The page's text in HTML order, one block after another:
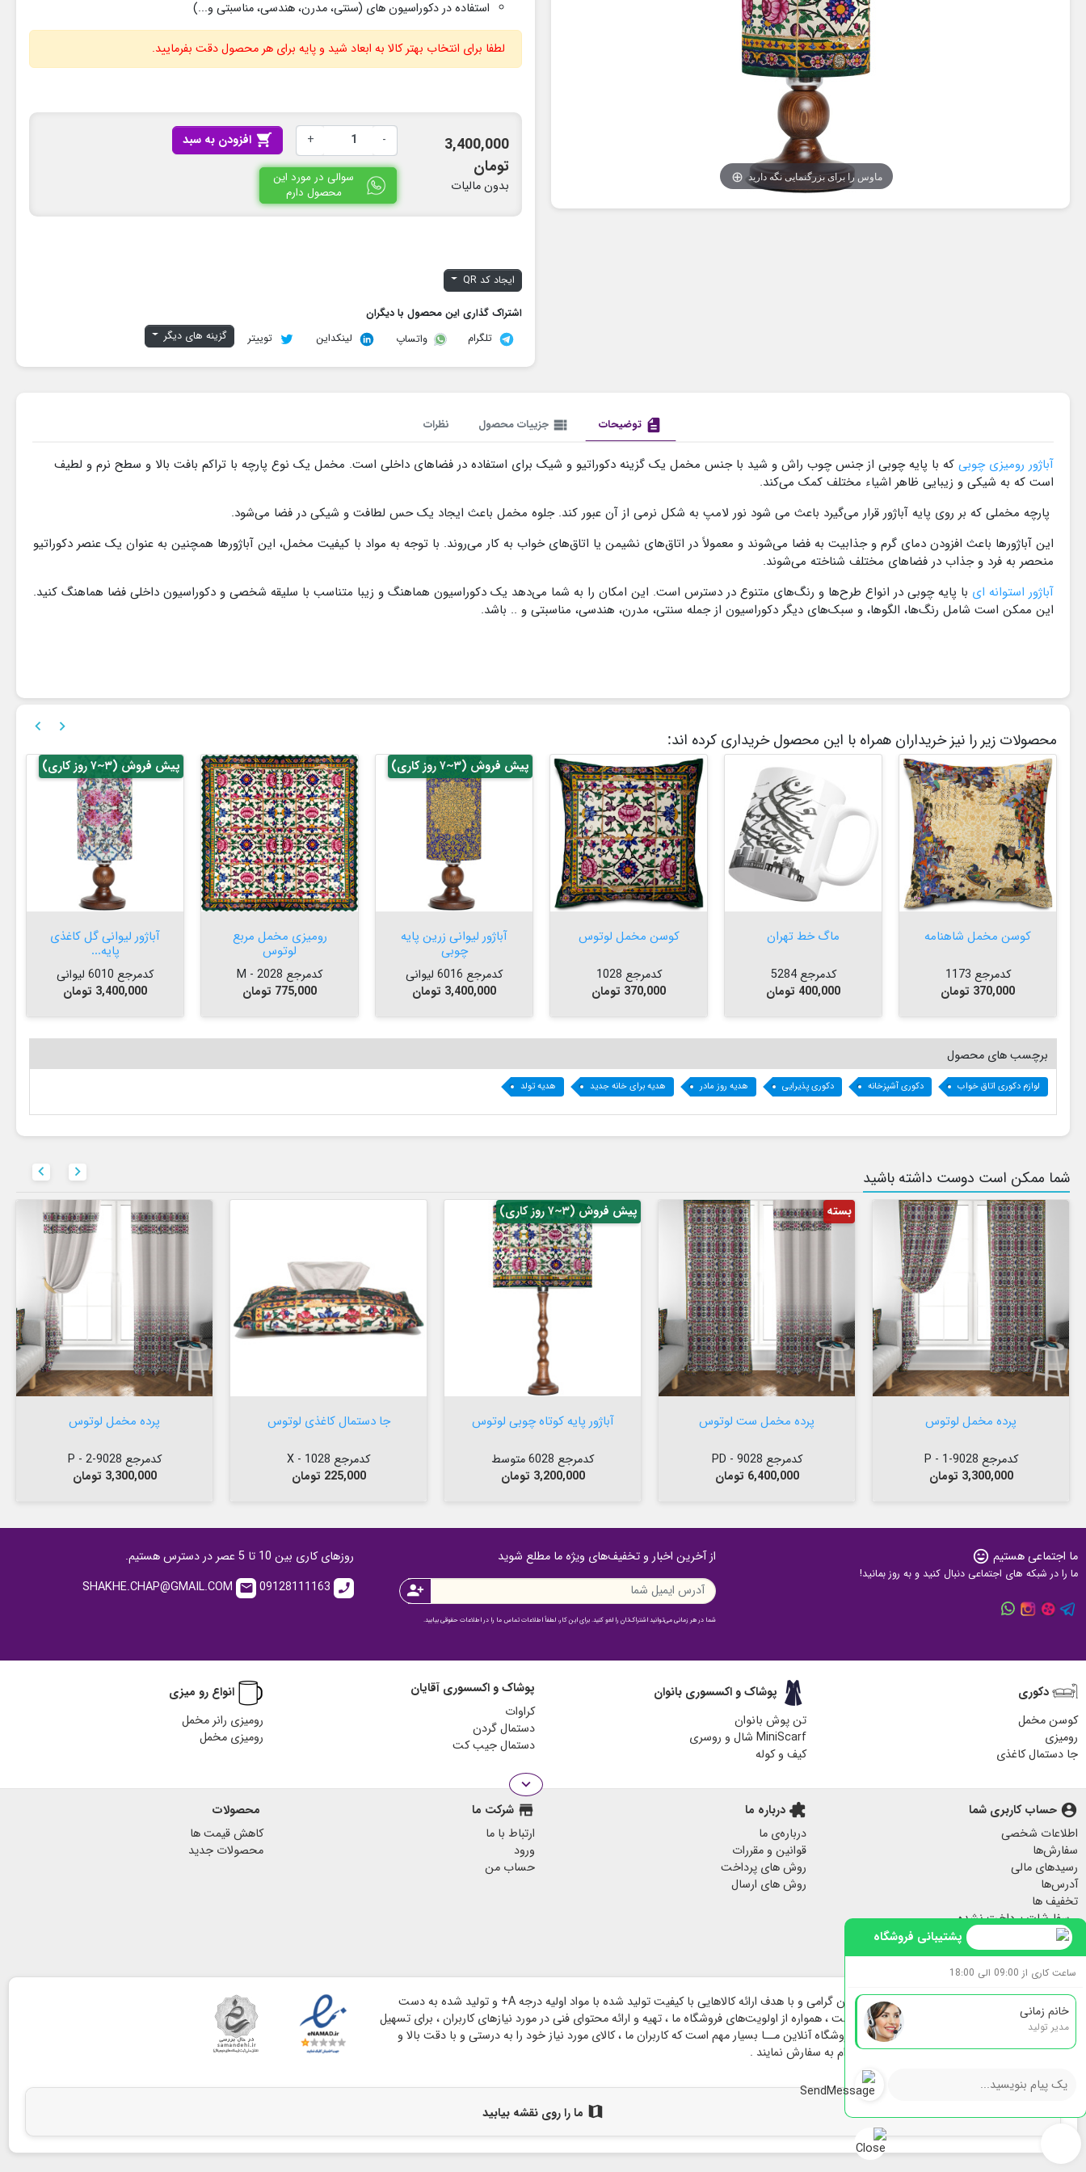
ماوس را برای بزرگنمایی نگه دارید
استفاده در دکوراسیون های (سنتی، مدرن، هندسی، مناسبتی و...)
لطفا برای انتخاب بهتر کالا به ابعاد شید و پایه برای هر محصول دقت بفرمایید.
3,400,000
تومان
بدون مالیات
-
+
 افزودن به سبد
سوالی در مورد این
محصول دارم
ایجاد کد QR
اشتراک گذاری این محصول با دیگران
تلگرام
واتساپ لینکداین توییتر گزینه های دیگر
description توضیحات view_list جزییات محصول نظرات
آباژور رومیزی چوبی که با پایه چوبی از جنس چوب راش و شید با جنس مخمل یک گزینه دکوراتیو و شیک برای استفاده در فضاهای داخلی است. مخمل یک نوع پارچه با تراکم بافت بالا و سطح نرم و لطیف
است که به شیکی و زیبایی ظاهر اشیاء مختلف کمک می‌کند.
پارچه مخملی که بر روی پایه آباژور قرار می‌گیرد باعث می شود نور لامپ به شکل نرمی از آن عبور کند. جلوه مخمل باعث ایجاد یک حس لطافت و شیکی در فضا می‌شود.
این آباژورها باعث افزودن دمای گرم و جذابیت به فضا می‌شوند و معمولاً در اتاق‌های نشیمن یا اتاق‌های خواب به کار می‌روند. با توجه به مواد با کیفیت مخمل، این آباژورها همچنین به عنوان یک عنصر دکوراتیو
منحصر به فرد و جذاب در فضاهای مختلف شناخته می‌شوند.
آباژور استوانه ای با پایه چوبی در انواع طرح‌ها و رنگ‌های متنوع در دسترس است. این امکان را به شما می‌دهد یک دکوراسیون هماهنگ و زیبا متناسب با سلیقه شخصی و دکوراسیون داخلی فضا هماهنگ کنید.
این ممکن است شامل رنگ‌ها، الگوها، و سبک‌های دیگر دکوراسیون از جمله سنتی، مدرن، هندسی، مناسبتی و .. باشد.
محصولات زیر را نیز خریداران همراه با این محصول خریداری کرده اند:

کوسن مخمل شاهنامه
کدمرجع 1173
قیمت
370,000 تومان
ماگ خط تهران
کدمرجع 5284
قیمت
400,000 تومان
کوسن مخمل لوتوس
کدمرجع 1028
قیمت
370,000 تومان
آباژور لیوانی زرین پایه
چوبی
کدمرجع 6016 لیوانی
قیمت
3,400,000 تومان
پیش فروش (۳~۷ روز کاری)
رومیزی مخمل مربع
لوتوس
کدمرجع 2028 - M
قیمت
775,000 تومان
آباژور لیوانی گل کاغذی
پایه...
کدمرجع 6010 لیوانی
قیمت
3,400,000 تومان
پیش فروش (۳~۷ روز کاری)

برچسب های محصول
لوازم دکوری اتاق خواب دکوری آشپزخانه دکوری پذیرایی هدیه روز مادر هدیه برای خانه جدید هدیه تولد
شما ممکن است دوست داشته باشید 
پرده مخمل لوتوس
کدمرجع 9028-1 - P
قیمت
3,300,000 تومان
پرده مخمل ست لوتوس
کدمرجع 9028 - PD
قیمت
6,400,000 تومان
بسته
آباژور پایه کوتاه چوبی لوتوس
کدمرجع 6028 متوسط
قیمت
3,200,000 تومان
پیش فروش (۳~۷ روز کاری)
جا دستمال کاغذی لوتوس
کدمرجع 1028 - X
قیمت
225,000 تومان
پرده مخمل لوتوس
کدمرجع 9028-2 - P
قیمت
3,300,000 تومان

ما اجتماعی هستیم sentiment_very_satisfied
ما را در شبکه های اجتماعی دنبال کنید و به روز بمانید!
از آخرین اخبار و تخفیف‌های ویژه ما مطلع شوید
person_add
شما در هر زمانی می‌توانید اشتراک‌تان را لغو کنید. برای این کار، لطفاً اطلاعات تماس ما را در اطلاعات حقوقی بیابید.
روزهای کاری بین 10 تا 5 عصر در دسترس هستیم.
call
09128111163
email
دکوری
کوسن مخمل
رومیزی
جا دستمال کاغذی
هدایای مناسبتی
آباژور چوبی رومیزی
پاف مبل
جا کلیدی دیواری
پرده مخمل
لیوان ماگ
پوشاک و اکسسوری بانوان
تن پوش بانوان
MiniScarf شال و روسری
کیف و کوله
پوشاک و اکسسوری آقایان
کراوات
دستمال گردن
دستمال جیب کت
انواع رو میزی
رومیزی رانر مخمل
رومیزی مخمل
لیوان و ماگ
سرامیکی
فیلم داستان مفاخر
expand_more
account_circle حساب کاربری شما
اطلاعات شخصی
سفارش‌ها
رسیدهای مالی
آدرس‌ها
تخفیف ها
سفارشات پرداخت نشده
هشدارهای من
extension درباره ما
درباره‌ی ما
قوانین و مقررات
روش های پرداخت
روش های ارسال
store شرکت ما
ارتباط با ما
ورود
حساب من
محصولات
کاهش قیمت ها
محصولات جدید
پشتیبانی فروشگاه
ساعت کاری از 09:00 الی 18:00
خانم زمانی
مدیر تولید
وبسایت گروه هنری شاخه بر پایه اعتماد مشتریان گرامی و با هدف ارائه کالاهایی با کیفیت تولید شده با مواد اولیه درجه A+ و تولید شده به دست
هنرمندان پارسی تاسیس و راه اندازی گردیده است ، همواره از اولویت‌های فروشگاه ما ، تهیه و ارائه محتوای فنی در مورد نیازهای کاربران ، برای تسهیل
در فرایند پیش و حین خرید بوده است ؛ برای فروشگاه آنلاین مــا بسیار مهم است که کاربران ما ، کالای مورد نیاز خود را به درستی و با دقت بالا و
بیشترین سهولت انتخاب و با خیالی آسوده اقدام به سفارش نمایند .
map ما را روی نقشه بیابید